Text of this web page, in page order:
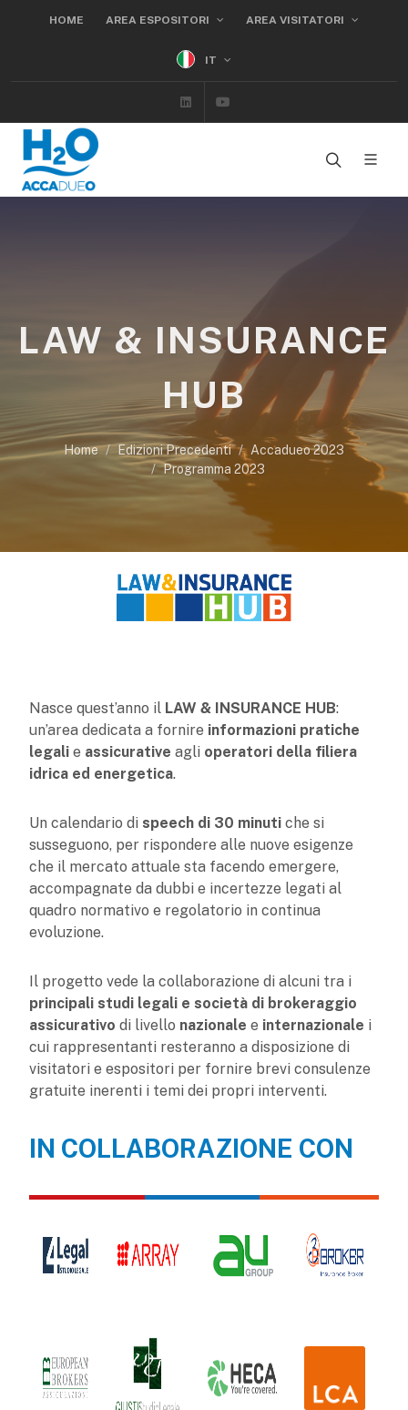
HOME AREA ESPOSITORI AREA VISITATORI
IT
Linkedin
LAW & INSURANCE
HUB
Home Edizioni Precedenti
Accadueo 2023
Programma 2023
Nasce quest’anno il LAW & INSURANCE HUB:
un’area dedicata a fornire informazioni pratiche
legali e assicurative agli operatori della filiera
idrica ed energetica.
Un calendario di speech di 30 minuti che si
susseguono, per rispondere alle nuove esigenze
che il mercato attuale sta facendo emergere,
accompagnate da dubbi e incertezze legati al
quadro normativo e regolatorio in continua
evoluzione.
Il progetto vede la collaborazione di alcuni tra i
principali studi legali e società di brokeraggio
assicurativo di livello nazionale e internazionale i
cui rappresentanti resteranno a disposizione di
visitatori e espositori per fornire brevi consulenze
gratuite inerenti i temi dei propri interventi.
IN COLLABORAZIONE CON